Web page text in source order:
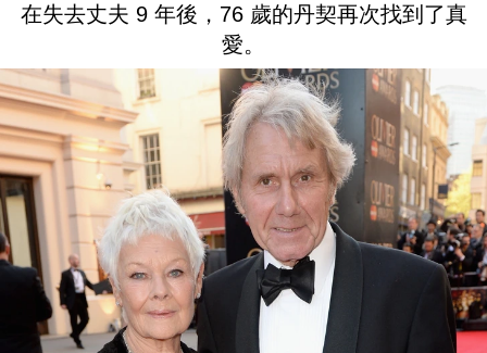
在失去丈夫 9 年後，76 歲的丹契再次找到了真
愛。